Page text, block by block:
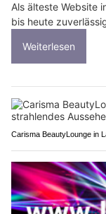
Als älteste Website
bis heute
Weiterlesen
Carisma BeautyLounge in